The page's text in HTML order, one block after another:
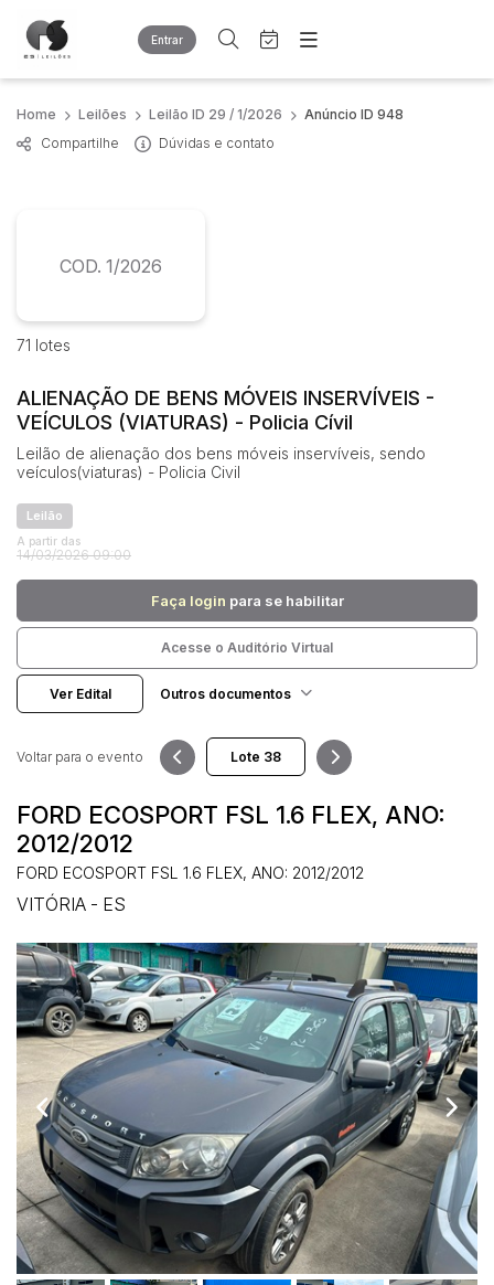
Entrar
Criar conta
Site
Agenda
Busca por categoria
Bens diversos
Outros materiais
Veículos
Carros
Busca por palavra-chave
Bairro
Judiciais Extrajudiciais
Faixa de valor
Home
Home Leilões Leilão ID 29 / 1/2026
Anúncio ID 948
Compartilhe
Dúvidas e contato
COD. 1/2026
71 lotes
ALIENAÇÃO DE BENS MÓVEIS INSERVÍVEIS -
VEÍCULOS (VIATURAS) - Policia Cívil
Leilão de alienação dos bens móveis inservíveis, sendo
veículos(viaturas) - Policia Civil
Leilão
A partir das
14/03/2026 09:00
Faça login para se habilitar
Acesse o Auditório Virtual
Ver Edital Outros documentos
FORD ECOSPORT FSL 1.6 FLEX, ANO:
2012/2012
FORD ECOSPORT FSL 1.6 FLEX, ANO: 2012/2012
VITÓRIA - ES
Voltar para o evento